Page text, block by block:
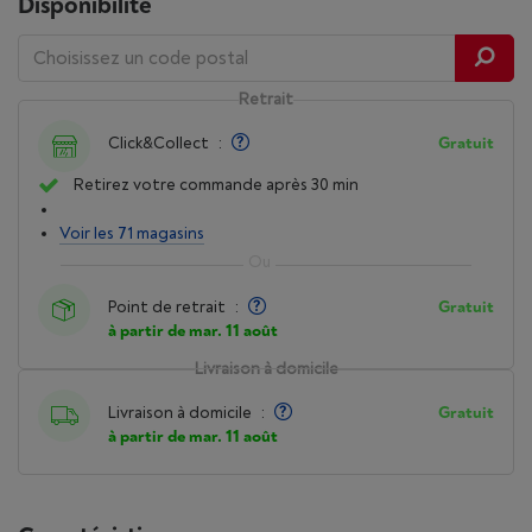
Livraison à domicile
Livraison à domicile :
à partir de mar. 11 août
Gratuit
Retrait
Click&Collect : Gratuit
Retirez votre commande après 30 min
Voir les 71 magasins
Point de retrait :
à partir de mar. 11 août
Gratuit